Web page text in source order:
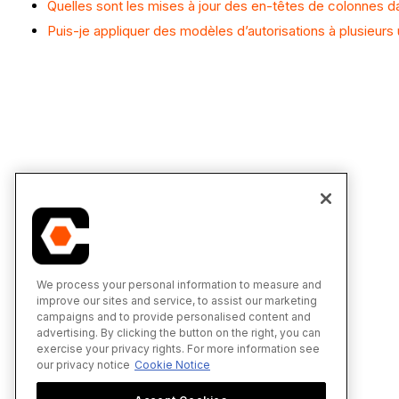
Quelles sont les mises à jour des en-têtes de colonnes
Puis-je appliquer des modèles d’autorisations à plusieurs
We process your personal information to measure and
improve our sites and service, to assist our marketing
campaigns and to provide personalised content and
advertising. By clicking the button on the right, you can
exercise your privacy rights. For more information see
our privacy notice Cookie Notice